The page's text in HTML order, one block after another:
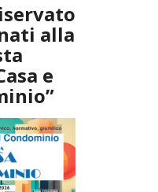
alla
e